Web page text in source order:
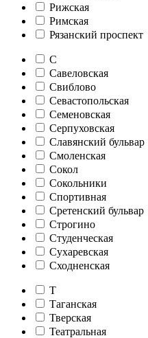
Рижская
Римская
Рязанский проспект
С
Савеловская
Свиблово
Севастопольская
Семеновская
Серпуховская
Славянский бульвар
Смоленская
Сокол
Сокольники
Спортивная
Сретенский бульвар
Строгино
Студенческая
Сухаревская
Сходненская
Т
Таганская
Тверская
Театральная